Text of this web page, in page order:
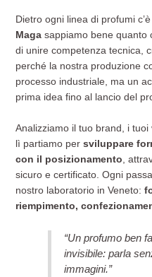
Dietro ogni linea di profumi
Maga sappiamo bene quanto
di unire competenza tecnica,
perché la nostra produzione
processo industriale, ma un
prima idea fino al lancio del
Analizziamo il tuo brand, i
lì partiamo persviluppare
con il posizionamento,
sicuro e certificato. Ogni
nostro laboratorio in Veneto:
riempimento,
“Un profumo ben
invisibile: parla
immagini.”